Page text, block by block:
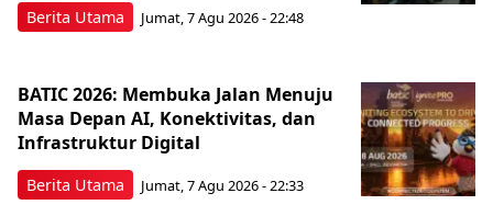
Berita Utama Jumat, 7 Agu 2026 - 22:48
Berita Utama
BATIC 2026: Membuka Jalan Menuju
Masa Depan AI, Konektivitas, dan
Infrastruktur Digital
Jumat, 7 Agu 2026 - 22:33